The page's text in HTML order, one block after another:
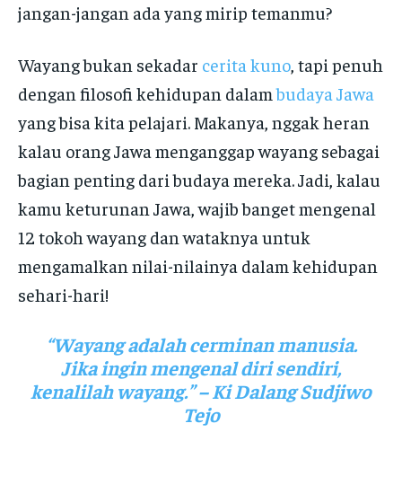
jangan-jangan ada yang mirip temanmu?
Wayang bukan sekadar cerita kuno, tapi penuh
dengan filosofi kehidupan dalambudaya Jawa
yang bisa kita pelajari. Makanya, nggak heran
kalau orang Jawa menganggap wayang sebagai
bagian penting dari budaya mereka. Jadi, kalau
kamu keturunan Jawa, wajib banget mengenal
12 tokoh wayang dan wataknya untuk
mengamalkan nilai-nilainya dalam kehidupan
sehari-hari!
“Wayang adalah cerminan manusia.
Jika ingin mengenal diri sendiri,
kenalilah wayang.” – Ki Dalang Sudjiwo
Tejo